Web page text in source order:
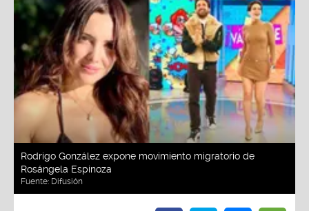
Rodrigo González expone movimiento migratorio de
Rosángela Espinoza
Fuente: Difusión